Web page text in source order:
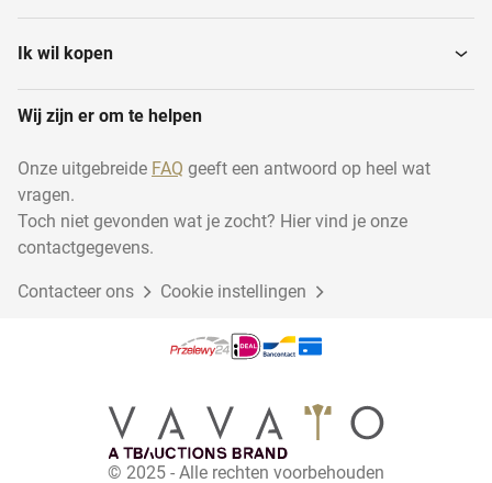
Ik wil kopen
Wij zijn er om te helpen
Onze uitgebreide FAQ geeft een antwoord op heel wat
vragen.
Toch niet gevonden wat je zocht? Hier vind je onze
contactgegevens.
Contacteer ons Cookie instellingen
© 2025 - Alle rechten voorbehouden